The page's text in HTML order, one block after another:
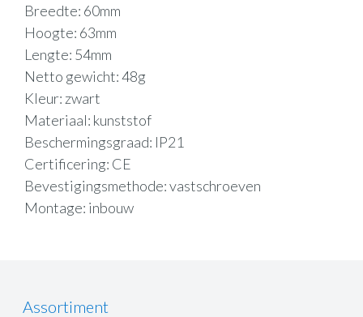
Breedte: 60mm
Hoogte: 63mm
Lengte: 54mm
Netto gewicht: 48g
Kleur: zwart
Materiaal: kunststof
Beschermingsgraad: IP21
Certificering: CE
Bevestigingsmethode: vastschroeven
Montage: inbouw
Assortiment